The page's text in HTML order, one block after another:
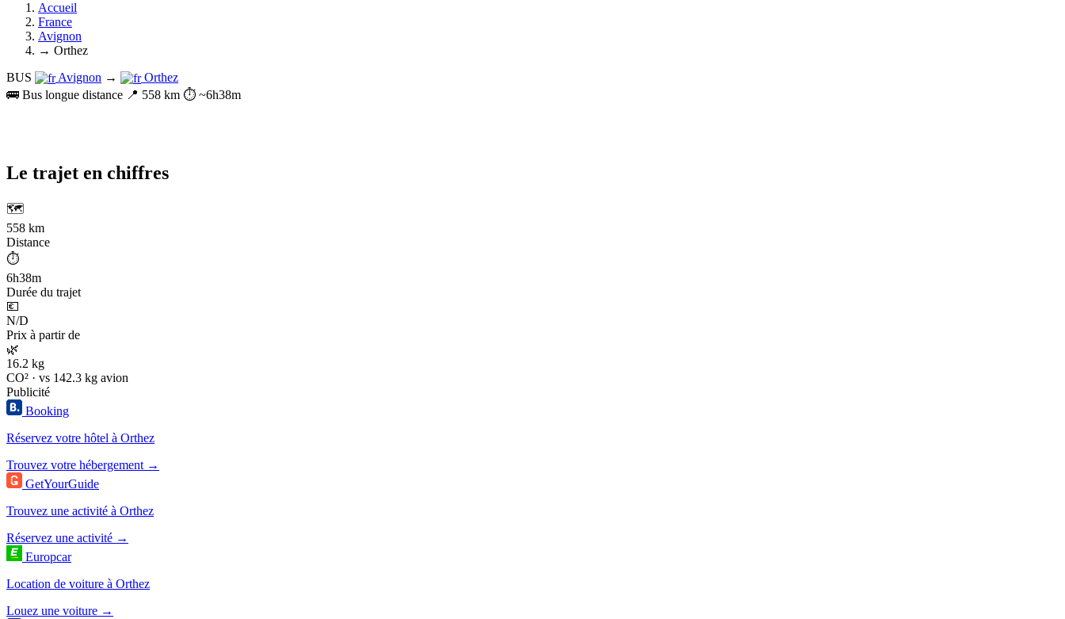
Accueil
France
Avignon
→ Orthez
BUS
Avignon →
Orthez
🚌 Bus longue distance 📍 558 km ⏱️ ~6h38m
Le trajet en chiffres
🗺️
558 km
Distance
⏱️
6h38m
Durée du trajet
💶
N/D
Prix à partir de
🌿
16.2 kg
CO² · vs 142.3 kg avion
Publicité
Booking
Réservez votre hôtel à Orthez
Trouvez votre hébergement →
GetYourGuide
Trouvez une activité à Orthez
Réservez une activité →
Europcar
Location de voiture à Orthez
Louez une voiture →